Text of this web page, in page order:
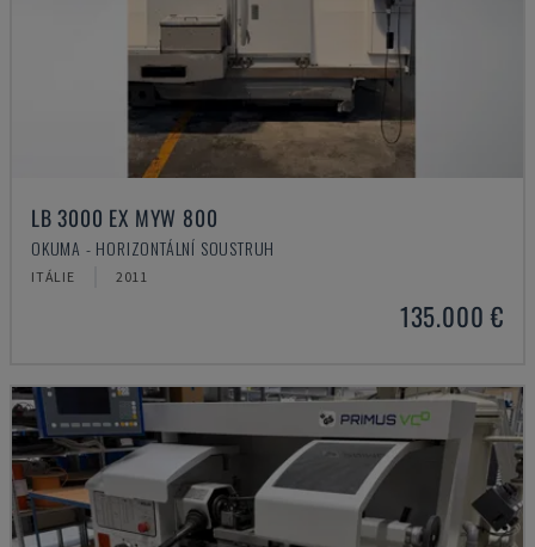
LB 3000 EX MYW 800
OKUMA - HORIZONTÁLNÍ SOUSTRUH
ITÁLIE 2011
135.000 €